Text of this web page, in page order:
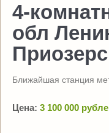
4-
обл
Ближайшая станция
Цена: 3 100 000